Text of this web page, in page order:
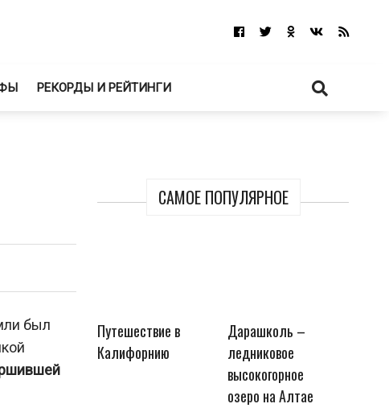
РЕКОРДЫ И РЕЙТИНГИ
САМОЕ ПОПУЛЯРНОЕ
Путешествие в
Калифорнию
Дарашколь –
ледниковое
высокогорное
озеро на Алтае
был